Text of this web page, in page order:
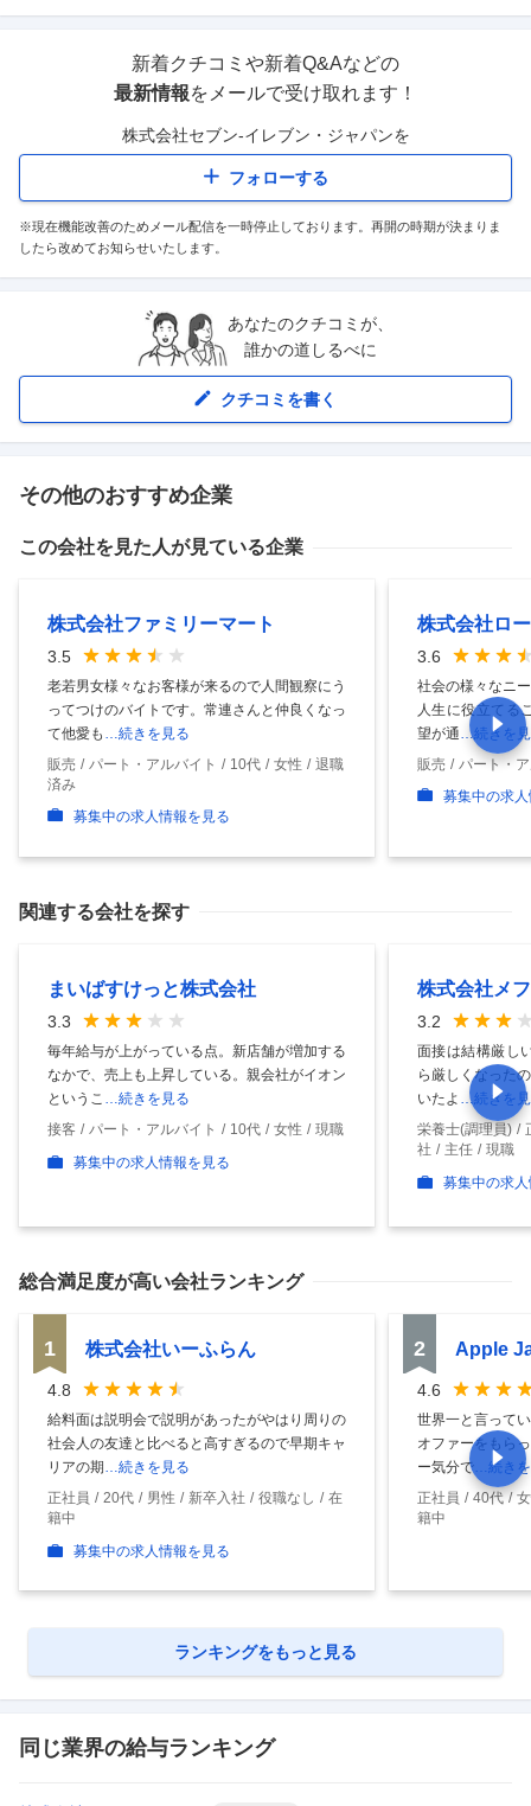
新着クチコミや新着Q&Aなどの
最新情報をメールで受け取れます！
株式会社セブン-イレブン・ジャパンを
フォローする
※現在機能改善のためメール配信を一時停止しております。再開の時期が決まりま
したら改めてお知らせいたします。
あなたのクチコミが、
誰かの道しるべに
クチコミを書く
その他のおすすめ企業
この会社を見た人が見ている企業
株式会社ファミリーマート
3.5
老若男女様々なお客様が来るので人間観察にう
ってつけのバイトです。常連さんと仲良くなっ
て他愛も
…続きを見る
販売
パート・アルバイト 10代 女性
退職
済み
募集中の求人情報を見る
株式会社ロ
3.6
社会の様々なニ
人生に役立てる
望が通 …続きを
販売
パート・
募集中の求
関連する会社を探す
まいばすけっと株式会社
3.3
毎年給与が上がっている点。新店舗が増加する
なかで、売上も上昇している。親会社がイオン
というこ
…続きを見る
接客
パート・アルバイト 10代 女性
現職
募集中の求人情報を見る
株式会社メ
3.2
面接は結構厳し
ら厳しくなった
いたよ
…続きを
栄養士(調理員)
社
主任
現職
募集中の求
総合満足度が高い会社ランキング
1 株式会社いーふらん
4.8
給料面は説明会で説明があったがやはり周りの
社会人の友達と比べると高すぎるので早期キャ
リアの期…続きを見る
正社員
20代 男性 新卒入社 役職なし
在
籍中
募集中の求人情報を見る
2 Apple
4.6
世界一と言って
オファーをもら
ー気分で…続き
正社員
40代
籍中
ランキングをもっと見る
同じ業界の給与ランキング